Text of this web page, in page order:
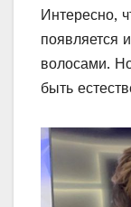
Интересно,
появляется
волосами.
быть